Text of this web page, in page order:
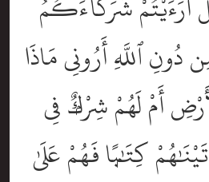
ٱللَّهِ أَرُونِى مَاذَا
أَمْ لَهُمْ شِرْكٌۭ فِى
كِتَٰبًۭا فَهُمْ عَلَىٰ